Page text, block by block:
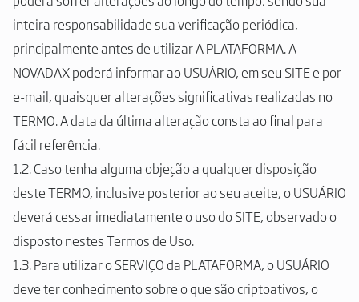
inteira responsabilidade sua verificação periódica,
principalmente antes de utilizar A PLATAFORMA. A
NOVADAX poderá informar ao USUÁRIO, em seu SITE e por
e-mail, quaisquer alterações significativas realizadas no
TERMO. A data da última alteração consta ao final para
fácil referência.
1.2. Caso tenha alguma objeção a qualquer disposição
deste TERMO, inclusive posterior ao seu aceite, o USUÁRIO
deverá cessar imediatamente o uso do SITE, observado o
disposto nestes Termos de Uso.
1.3. Para utilizar o SERVIÇO da PLATAFORMA, o USUÁRIO
deve ter conhecimento sobre o que são criptoativos, o